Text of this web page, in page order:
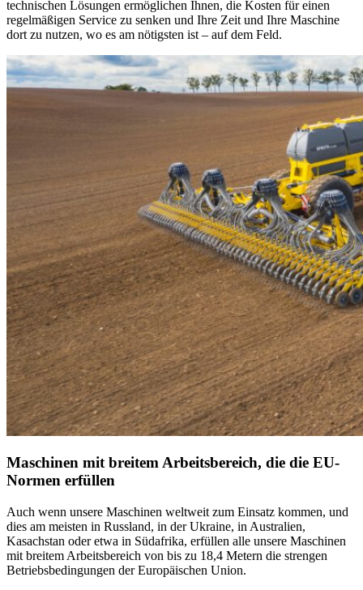
technischen Lösungen ermöglichen Ihnen, die Kosten für einen
regelmäßigen Service zu senken und Ihre Zeit und Ihre Maschine
dort zu nutzen, wo es am nötigsten ist – auf dem Feld.
Maschinen mit breitem Arbeitsbereich, die die EU-
Normen erfüllen
Auch wenn unsere Maschinen weltweit zum Einsatz kommen, und
dies am meisten in Russland, in der Ukraine, in Australien,
Kasachstan oder etwa in Südafrika, erfüllen alle unsere Maschinen
mit breitem Arbeitsbereich von bis zu 18,4 Metern die strengen
Betriebsbedingungen der Europäischen Union.